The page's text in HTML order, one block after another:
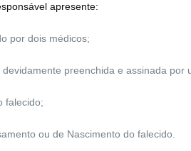
apresente:
por dois médicos;
preenchida e assinada
falecido;
ou de Nascimento do falecido.